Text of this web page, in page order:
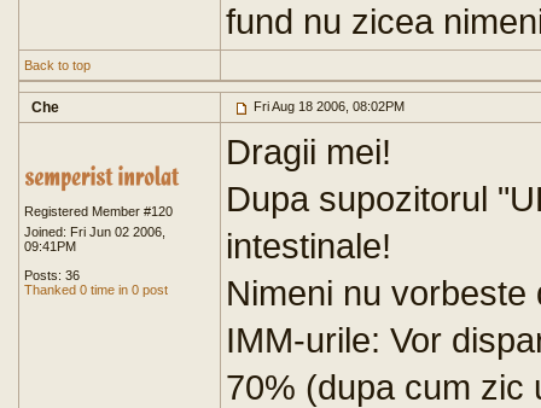
fund nu zicea
Back to top
Che Fri Aug 18 2006, 08:02PM
Registered Member #120
Joined: Fri Jun 02 2006,
09:41PM
Posts: 36
Thanked 0 time in 0 post
Dragii mei!
Dupa supozitorul
intestinale!
Nimeni nu
IMM-urile: Vor
70% (dupa cum zic